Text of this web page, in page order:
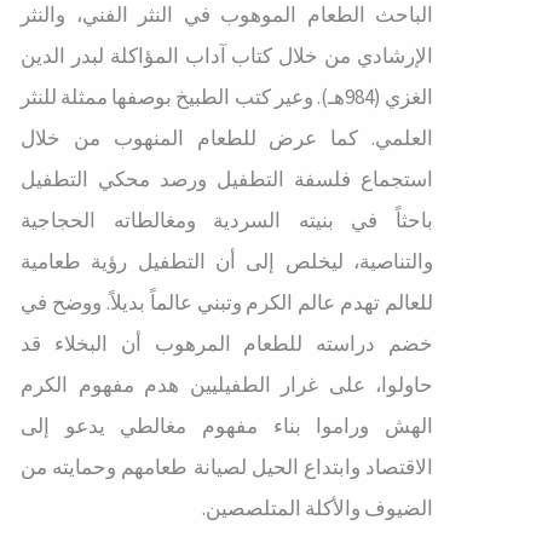
الباحث الطعام الموهوب في النثر الفني، والنثر
الإرشادي من خلال كتاب آداب المؤاكلة لبدر الدين
الغزي (984هـ). وعير كتب الطبيخ بوصفها ممثلة للنثر
العلمي. كما عرض للطعام المنهوب من خلال
استجماع فلسفة التطفيل ورصد محكي التطفيل
باحثاً في بنيته السردية ومغالطاته الحجاجية
والتناصية، ليخلص إلى أن التطفيل رؤية طعامية
للعالم تهدم عالم الكرم وتبني عالماً بديلاً. ووضح في
خضم دراسته للطعام المرهوب أن البخلاء قد
حاولوا، على غرار الطفيليين هدم مفهوم الكرم
الهش وراموا بناء مفهوم مغالطي يدعو إلى
الاقتصاد وابتداع الحيل لصيانة طعامهم وحمايته من
الضيوف والأكلة المتلصصين.